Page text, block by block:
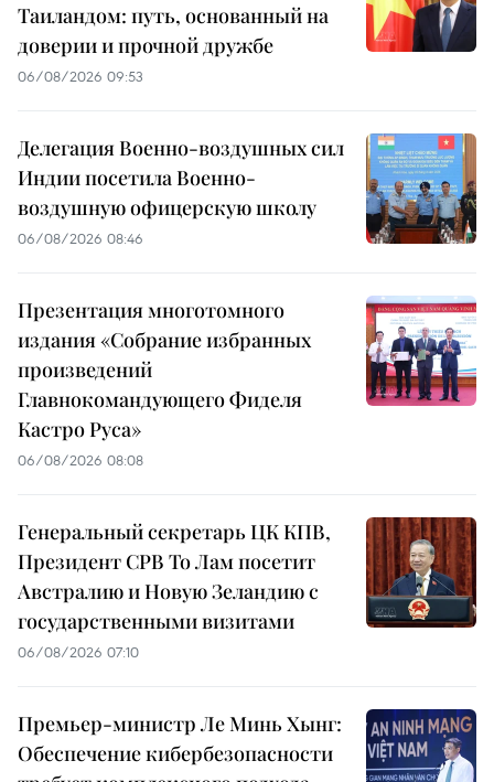
Таиландом: путь, основанный на
доверии и прочной дружбе
06/08/2026 09:53
Делегация Военно-воздушных сил
Индии посетила Военно-
воздушную офицерскую школу
06/08/2026 08:46
Презентация многотомного
издания «Собрание избранных
произведений
Главнокомандующего Фиделя
Кастро Руса»
06/08/2026 08:08
Генеральный секретарь ЦК КПВ,
Президент СРВ То Лам посетит
Австралию и Новую Зеландию с
государственными визитами
06/08/2026 07:10
Премьер-министр Ле Минь Хынг:
Обеспечение кибербезопасности